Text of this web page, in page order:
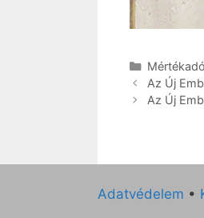
Kategória
Mértékadó
Az Új
Az Új
Adatvédelem •